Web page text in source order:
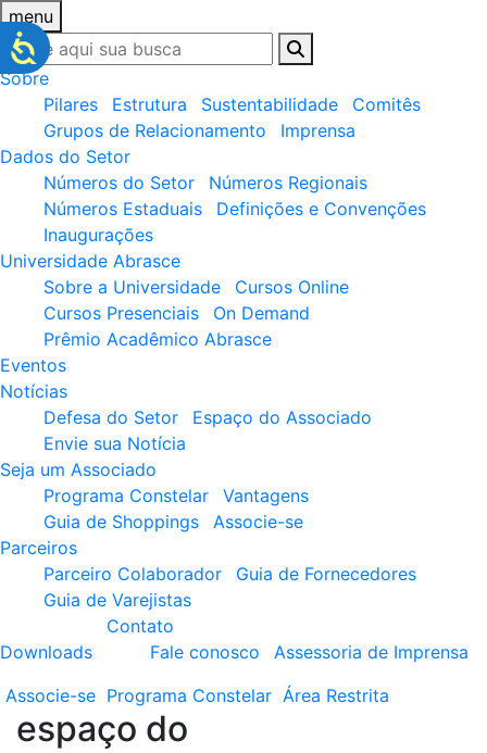
menu
Sobre
Pilares
Estrutura Sustentabilidade
Comitês
Grupos de Relacionamento
Imprensa
Dados do Setor
Números do Setor
Números Regionais
Números Estaduais
Definições e Convenções
Inaugurações
Universidade Abrasce
Sobre a Universidade
Cursos Online
Cursos Presenciais
On Demand
Prêmio Acadêmico Abrasce
Eventos
Notícias
Defesa do Setor
Espaço do Associado
Envie sua Notícia
Seja um Associado
Programa Constelar
Vantagens
Guia de Shoppings
Associe-se
Parceiros
Parceiro Colaborador
Guia de Fornecedores
Guia de Varejistas
Downloads
Contato
Fale conosco
Assessoria de Imprensa
Associe-se Programa Constelar Área Restrita
espaço do